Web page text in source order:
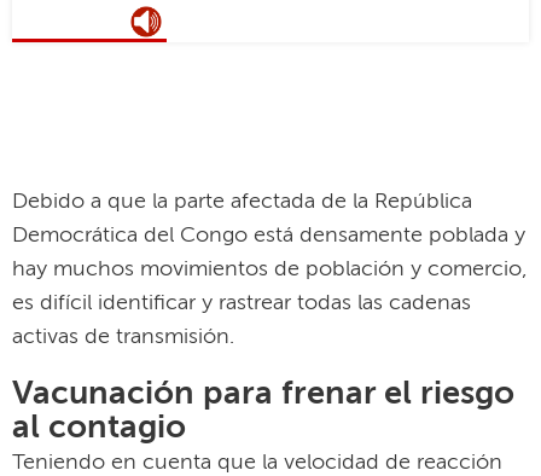
Debido a que la parte afectada de la República
Democrática del Congo está densamente poblada y
hay muchos movimientos de población y comercio,
es difícil identificar y rastrear todas las cadenas
activas de transmisión.
Vacunación para frenar el riesgo
al contagio
Teniendo en cuenta que la velocidad de reacción